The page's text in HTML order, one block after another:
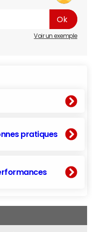
Voir un exemple
pratiques